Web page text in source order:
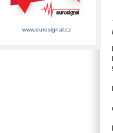
www.eurosignal.cz